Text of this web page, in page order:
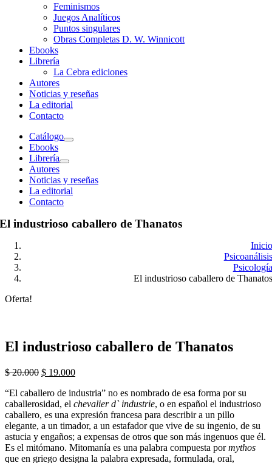
Feminismos
Juegos Analíticos
Puntos singulares
Obras Completas D. W. Winnicott
Ebooks
Librería
La Cebra ediciones
Autores
Noticias y reseñas
La editorial
Contacto
Catálogo
Ebooks
Librería
Autores
Noticias y reseñas
La editorial
Contacto
El industrioso caballero de Thanatos
Inicio
Psicoanálisis
Psicología
El industrioso caballero de Thanatos
Oferta!
El industrioso caballero de Thanatos
$20.000 El
original
era:
$ 20.000.
$ 19.000El
actual
es:
$ 19.000.
“El caballero de industria” no es nombrado de esa forma por su
caballerosidad, el chevalier d` industrie, o en español el industrioso
caballero, es una expresión francesa para describir a un pillo
elegante, a un timador, a un estafador que vive de su ingenio, de su
astucia y engaños; a expensas de otros que son más ingenuos que él.
Es el mitómano. Mitomanía es una palabra compuesta pormythos
que en griego designa la palabra expresada, formulada, oral,